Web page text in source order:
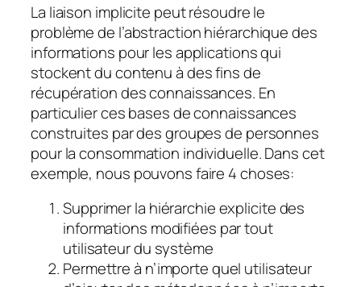
La liaison implicite peut résoudre le
problème de l’abstraction hiérarchique des
informations pour les applications qui
stockent du contenu à des fins de
récupération des connaissances. En
particulier ces bases de connaissances
construites par des groupes de personnes
pour la consommation individuelle. Dans cet
exemple, nous pouvons faire 4 choses:
Supprimer la hiérarchie explicite des
informations modifiées par tout
utilisateur du système
Permettre à n’importe quel utilisateur